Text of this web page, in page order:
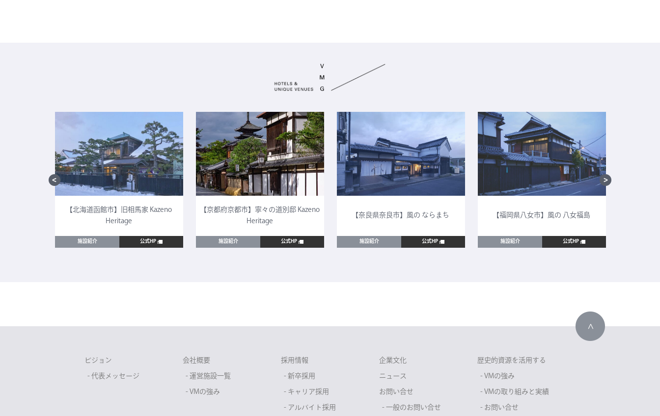
【北海道函館市】旧相馬家 Kazeno
Heritage
施設紹介 公式HP
【京都府京都市】寧々の道別邸 Kazeno
Heritage
施設紹介 公式HP
【奈良県奈良市】風の ならまち
施設紹介 公式HP
【福岡県八女市】風の 八女福島
施設紹介 公式HP
ビジョン
- 代表メッセージ
会社概要
- 運営施設一覧
- VMの強み
採用情報
- 新卒採用
- キャリア採用
- アルバイト採用
企業文化
ニュース
お問い合せ
- 一般のお問い合せ
歴史的資源を活用する
- VMの強み
- VMの取り組みと実績
- お問い合せ